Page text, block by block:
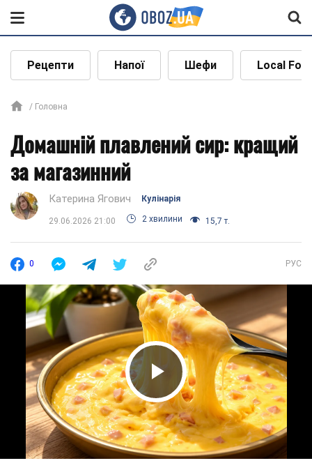
Рецепти Напої Шефи Local
Головна
Домашній плавлений сир: кращий
за магазинний
Катерина Ягович Кулінарія
29.06.2026 21:00 2 хвилини 15,7 т.
0 РУС
Play Video